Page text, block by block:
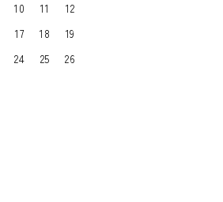
10 11
12
17 18
19
24 25
26